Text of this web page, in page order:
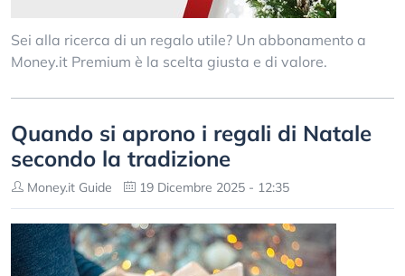
Sei alla ricerca di un regalo utile? Un abbonamento a
Money.it Premium è la scelta giusta e di valore.
Quando si aprono i regali di Natale
secondo la tradizione
Money.it Guide 19 Dicembre 2025 - 12:35